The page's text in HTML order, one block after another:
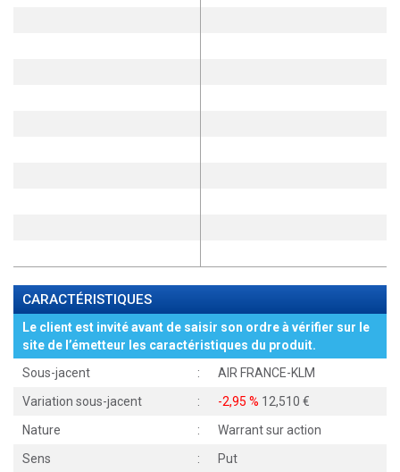
CARACTÉRISTIQUES
Le client est invité avant de saisir son ordre à vérifier sur le
site de l’émetteur les caractéristiques du produit.
Sous-jacent
:
AIR FRANCE-KLM
Variation sous-jacent
: -2,95 % 12,510
Nature
:
Warrant sur action
Sens
:
Put